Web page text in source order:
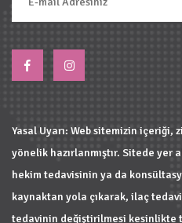
Yasal Uyarı: Web sitemizin
yönelik hazırlanmıştır. Sitede yer
hekim tedavisinin ya da
kaynaktan yola çıkarak, ilaç
tedavinin değiştirilmesi kesinlikte